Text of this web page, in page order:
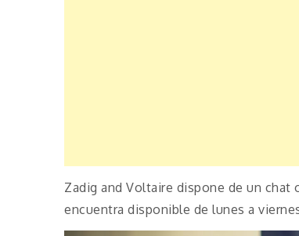
Zadig and Voltaire dispone de un chat
encuentra disponible de lunes a